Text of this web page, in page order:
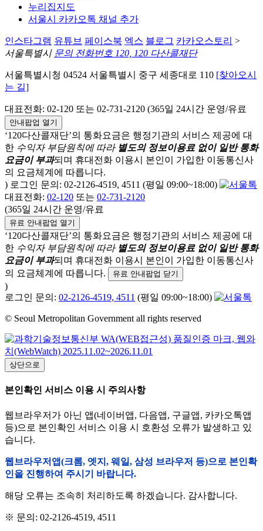
누리집지도
서울시 카카오톡 채널 추가
인스타그램 유튜브 페이스북 엑스 블로그 카카오스토리 >
서울특별시 문의 전화번호 120, 120 다산콜재단
서울특별시청 04524 서울특별시 중구 세종대로 110 [찾아오시
는 길]
대표전화: 02-120 또는 02-731-2120 (365일 24시간 운영/유료
안내팝업 열기
‘120다산콜재단’의 통화요금은 행정기관의 서비스 제공에 대
한 수익자 부담원칙에 따라 별도의 정보이용료 없이 일반 통화
요금이 부과되며 휴대전화 이용시 본인이 가입한 이동통신사
의 요금체계에 따릅니다.
) 로그인 문의: 02-2126-4519, 4511 (평일 09:00~18:00)
대표전화: 02-120 또는 02-731-2120
(365일 24시간 운영/유료
유료 안내팝업 열기
‘120다산콜재단’의 통화요금은 행정기관의 서비스 제공에 대
한 수익자 부담원칙에 따라 별도의 정보이용료 없이 일반 통화
요금이 부과되며 휴대전화 이용시 본인이 가입한 이동통신사
의 요금체계에 따릅니다.
유료 안내팝업 닫기
)
로그인 문의: 02-2126-4519, 4511 (평일 09:00~18:00)
© Seoul Metropolitan Government all rights reserved
상단으로
본인확인 서비스 이용 시 주의사항
웹브라우저가 아닌 앱(네이버앱, 다음앱, 구글앱, 카카오톡앱
등)으로 본인확인 서비스 이용 시 호환성 오류가 발생하고 있
습니다.
웹브라우저앱(크롬, 엣지, 웨일, 삼성 브라우저 등)으로 본인확
인을 진행하여 주시기 바랍니다.
해당 오류는 조속히 처리하도록 하겠습니다. 감사합니다.
※ 문의: 02-2126-4519, 4511